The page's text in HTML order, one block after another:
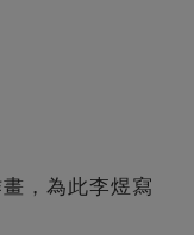
，為此李煜寫